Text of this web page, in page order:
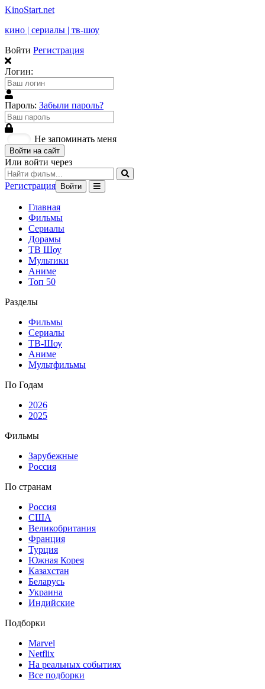
KinoStart.net
кино | сериалы | тв-шоу
Войти Регистрация
Логин:
Пароль: Забыли пароль?
Не запоминать меня
Войти на сайт
Или войти через
Регистрация Войти
Главная
Фильмы
Сериалы
Дорамы
ТВ Шоу
Мультики
Аниме
Топ 50
Разделы
Фильмы
Сериалы
ТВ-Шоу
Аниме
Мультфильмы
По Годам
2026
2025
Фильмы
Зарубежные
Россия
По странам
Россия
США
Великобритания
Франция
Турция
Южная Корея
Казахстан
Беларусь
Украина
Индийские
Подборки
Marvel
Netflix
На реальных событиях
Все подборки